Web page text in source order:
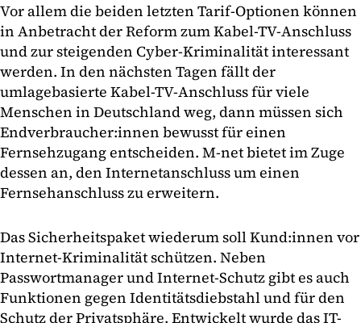
Vor allem die beiden letzten Tarif-Optionen können
in Anbetracht der Reform zum Kabel-TV-Anschluss
und zur steigenden Cyber-Kriminalität interessant
werden. In den nächsten Tagen fällt der
umlagebasierte Kabel-TV-Anschluss für viele
Menschen in Deutschland weg, dann müssen sich
Endverbraucher:innen bewusst für einen
Fernsehzugang entscheiden. M-net bietet im Zuge
dessen an, den Internetanschluss um einen
Fernsehanschluss zu erweitern.
Das Sicherheitspaket wiederum soll Kund:innen vor
Internet-Kriminalität schützen. Neben
Passwortmanager und Internet-Schutz gibt es auch
Funktionen gegen Identitätsdiebstahl und für den
Schutz der Privatsphäre. Entwickelt wurde das IT-